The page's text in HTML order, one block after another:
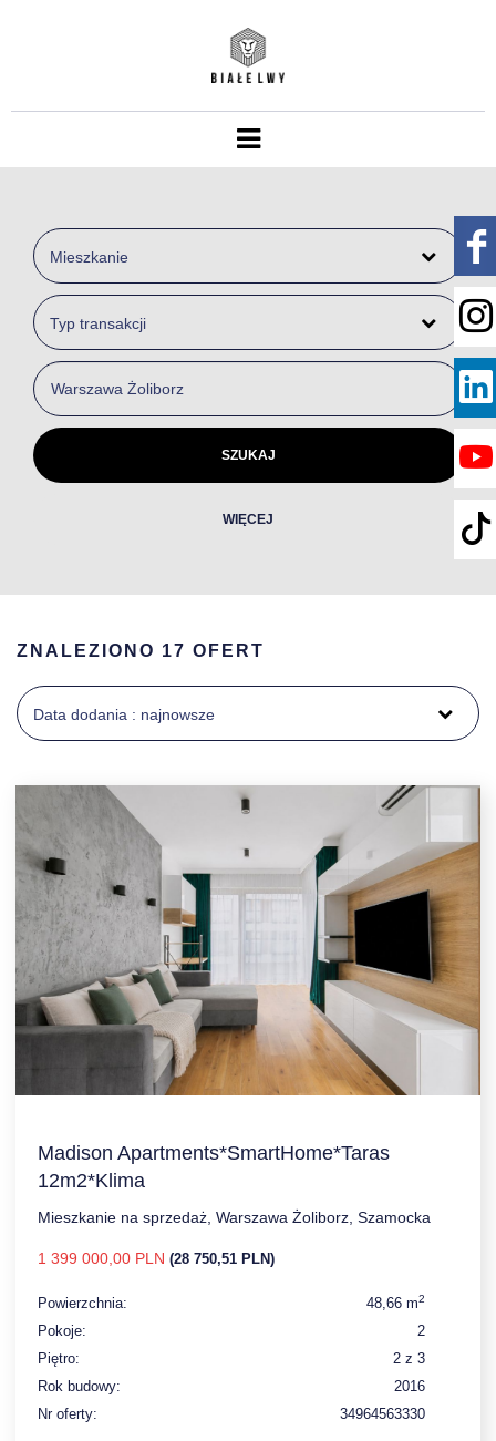
Mieszkanie
Typ transakcji
WIĘCEJ
ZNALEZIONO 17 OFERT
Data dodania : najnowsze
Madison Apartments*SmartHome*Taras
12m2*Klima
Mieszkanie na sprzedaż, Warszawa Żoliborz, Szamocka
1 399 000,00 PLN (28 750,51 PLN)
Powierzchnia: 48,66 m2
Pokoje:
2
Piętro:
2 z 3
Rok budowy:
2016
Nr oferty:
34964563330